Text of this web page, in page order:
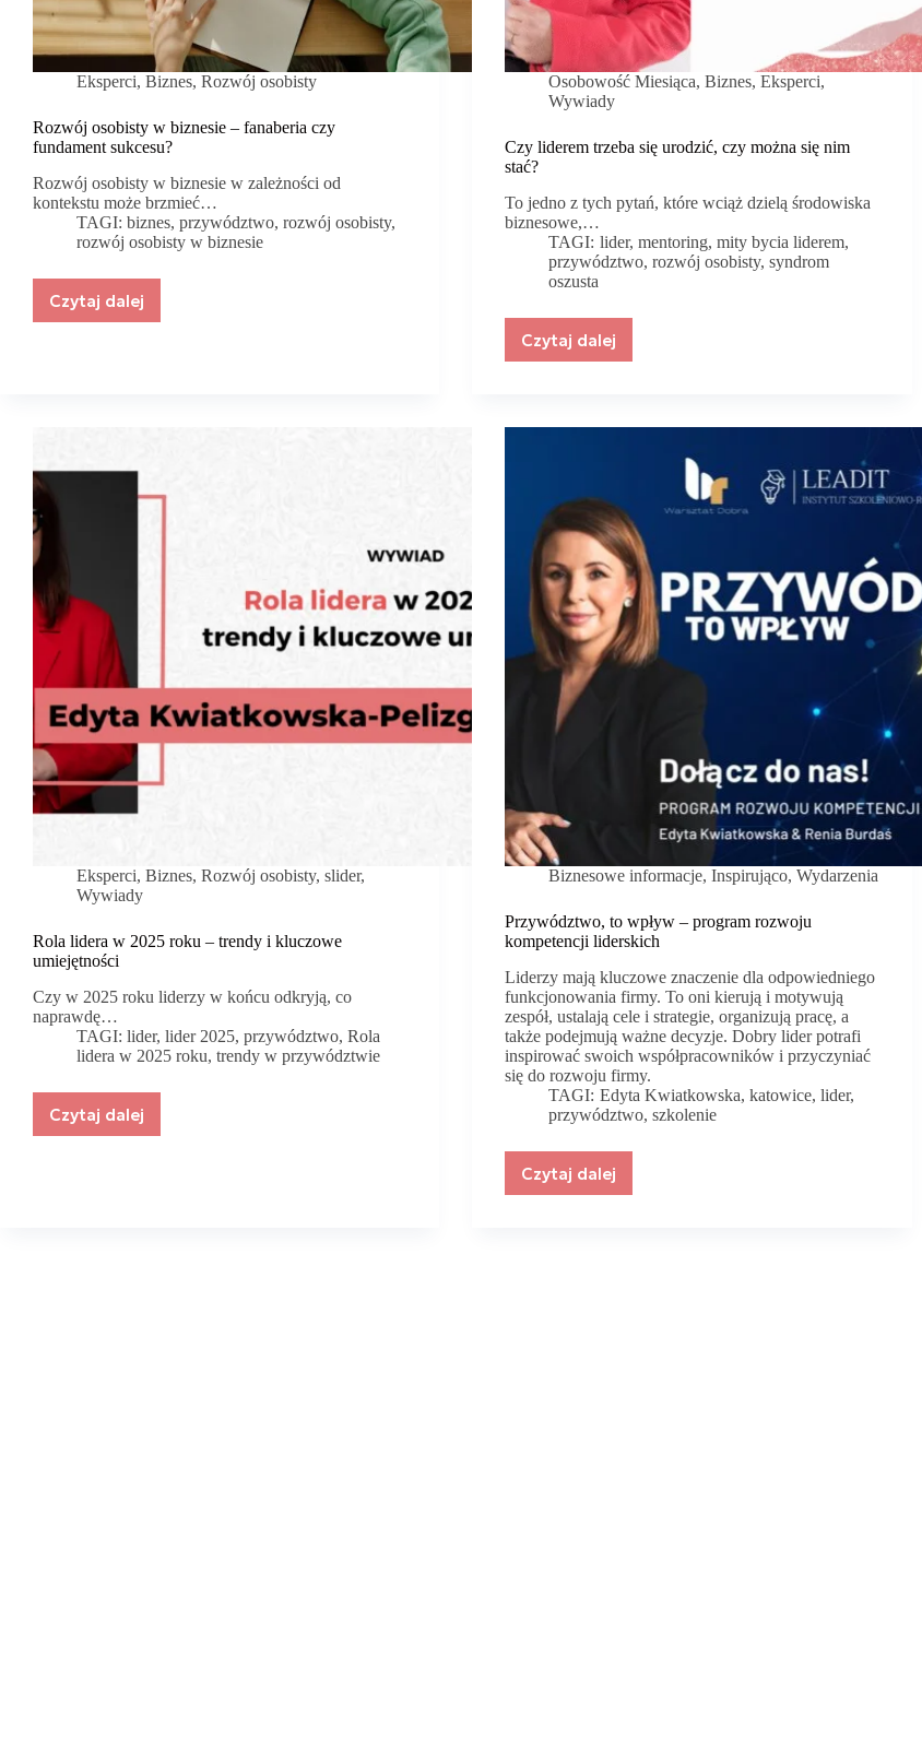
Eksperci, Biznes, Rozwój osobisty
Rozwój osobisty w biznesie – fanaberia czy
fundament sukcesu?
Rozwój osobisty w biznesie w zależności od
kontekstu może brzmieć…
TAGI: biznes,przywództwo,rozwój osobisty,
rozwój osobisty w biznesie
Czytaj dalej
Rozwój
sukcesu?
Osobowość Miesiąca,Biznes,Eksperci,
Wywiady
Czy liderem trzeba się urodzić, czy można się nim
stać?
To jedno z tych pytań, które wciąż dzielą środowiska
biznesowe,…
TAGI: lider, mentoring, mity bycia liderem,
przywództwo,rozwój osobisty,syndrom
oszusta
Czytaj dalej
Czy
urodzić,
się
nim
stać?
Eksperci, Biznes, Rozwój osobisty, slider,
Wywiady
Rola lidera w 2025 roku – trendy i kluczowe
umiejętności
Czy w 2025 roku liderzy w końcu odkryją, co
naprawdę…
TAGI: lider,lider 2025,przywództwo,Rola
lidera w 2025 roku, trendy w przywództwie
Czytaj dalej
Rola
Biznesowe informacje,Inspirująco,Wydarzenia
Przywództwo, to wpływ – program rozwoju
kompetencji liderskich
Liderzy mają kluczowe znaczenie dla odpowiedniego
funkcjonowania firmy. To oni kierują i motywują
zespół, ustalają cele i strategie, organizują pracę, a
także podejmują ważne decyzje. Dobry lider potrafi
inspirować swoich współpracowników i przyczyniać
się do rozwoju firmy.
TAGI: Edyta Kwiatkowska, katowice, lider,
przywództwo,szkolenie
Czytaj dalejPrzywództwo,